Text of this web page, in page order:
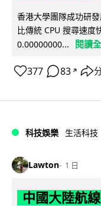
香港大學團隊成功研
比傳統 CPU 搜尋速度
0.00000000...
閱讀
377 83 ↗
科技娛樂 生活科技
Lawton 1 日
中國大陸航